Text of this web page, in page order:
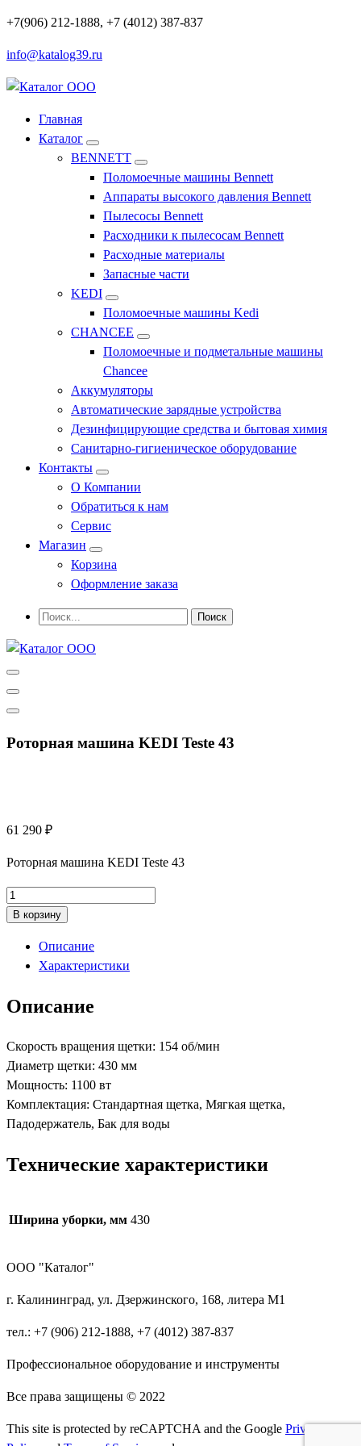
Перейти
содержимому
+7(906) 212-1888, +7 (4012) 387-837
info@katalog39.ru
Профессиональное оборудование и инструменты
Главная
Каталог
BENNETT
Поломоечные машины Bennett
Аппараты высокого давления Bennett
Пылесосы Bennett
Расходники к пылесосам Bennett
Расходные материалы
Запасные части
KEDI
Поломоечные машины Kedi
CHANCEE
Поломоечные и подметальные машины
Chancee
Аккумуляторы
Автоматические зарядные устройства
Дезинфицирующие средства и бытовая химия
Санитарно-гигиеническое оборудование
Контакты
О Компании
Обратиться к нам
Сервис
Магазин
Корзина
Оформление заказа
Роторная машина KEDI Teste 43
61 290 ₽
Роторная машина KEDI Teste 43
Количество
товара
машина
KEDI
43
В корзину
Описание
Характеристики
Описание
Скорость вращения щетки: 154 об/мин
Диаметр щетки: 430 мм
Мощность: 1100 вт
Комплектация: Стандартная щетка, Мягкая щетка,
Падодержатель, Бак для воды
Технические характеристики
Ширина уборки, мм 430
ООО "Каталог"
г. Калининград, ул. Дзержинского, 168, литера М1
тел.: +7 (906) 212-1888, +7 (4012) 387-837
Профессиональное оборудование и инструменты
Все права защищены © 2022
This site is protected by reCAPTCHA and the Google Privacy